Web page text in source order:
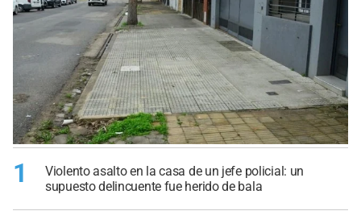
1
Violento asalto en la casa de un jefe policial: un
supuesto delincuente fue herido de bala